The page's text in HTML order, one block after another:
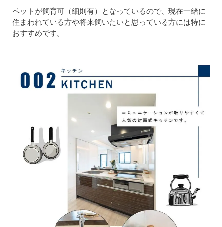
ペットが飼育可（細則有）となっているので、現在一緒に
住まわれている方や将来飼いたいと思っている方には特に
おすすめです。